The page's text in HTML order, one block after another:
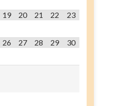
19 20 21 22 23
26 27 28 29 30